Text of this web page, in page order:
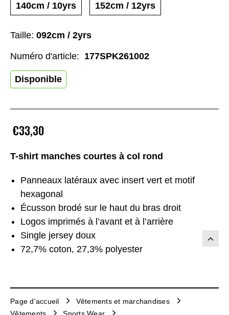
T-shirt manches courtes à col rond
Panneaux latéraux avec insert vert et motif
hexagonal
Écusson brodé sur le haut du bras droit
Logos imprimés à l’avant et à l’arrière
Single jersey doux
72,7% coton, 27,3% polyester
€33,30
Taille: 092cm / 2yrs
Disponible
140cm / 10yrs 152cm / 12yrs
Numéro d'article: 177SPK261002
Page d'accueil
Vêtements et marchandises